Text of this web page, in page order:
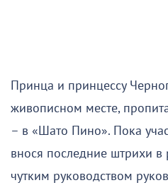
Принца и принцессу
живописном месте,
– в «Шато Пино». Пока
внося последние штрихи в
чутким руководством